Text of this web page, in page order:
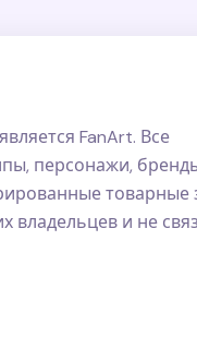
FanArt. Все
персонажи,
товарные
владельцев и не